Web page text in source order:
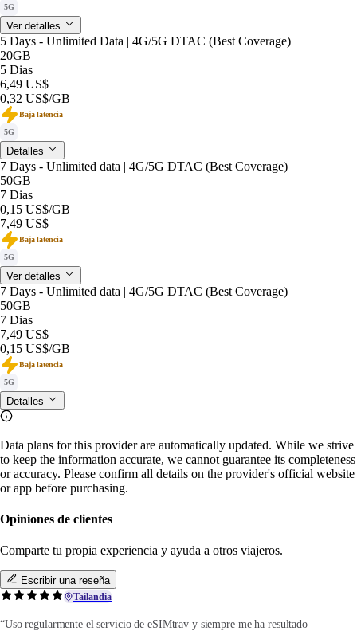
5G
Ver detalles
5 Days - Unlimited Data | 4G/5G DTAC (Best Coverage)
20GB
5 Dias
6,49 US$
0,32 US$/GB
Baja latencia
5G
Detalles
7 Days - Unlimited data | 4G/5G DTAC (Best Coverage)
50GB
7 Dias
0,15 US$/GB
7,49 US$
Baja latencia
5G
Ver detalles
7 Days - Unlimited data | 4G/5G DTAC (Best Coverage)
50GB
7 Dias
7,49 US$
0,15 US$/GB
Baja latencia
5G
Detalles
Data plans for this provider are automatically updated. While we strive
to keep the information accurate, we cannot guarantee its completeness
or accuracy. Please confirm all details on the provider's official website
or app before purchasing.
Opiniones de clientes
Comparte tu propia experiencia y ayuda a otros viajeros.
Escribir una reseña
Tailandia
“Uso regularmente el servicio de eSIMtrav y siempre me ha resultado